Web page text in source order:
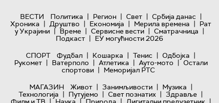
ВЕСТИ Политика | Регион | Свет | Србија данас |
Хроника | Друштво | Економија | Мерила времена | Рат
у Украјини | Време | Сервисне вести | Сматрачница |
Подкаст | ЕУ могућности 2026
СПОРТ
Фудбал | Кошарка | Тенис | Одбојка |
Рукомет | Ватерполо | Атлетика | Ауто-мото | Остали
спортови | Меморијал РТС
МАГАЗИН
Живот | Занимљивости | Музика |
Технологијa | Путујемо | Свет познатих | Здравље |